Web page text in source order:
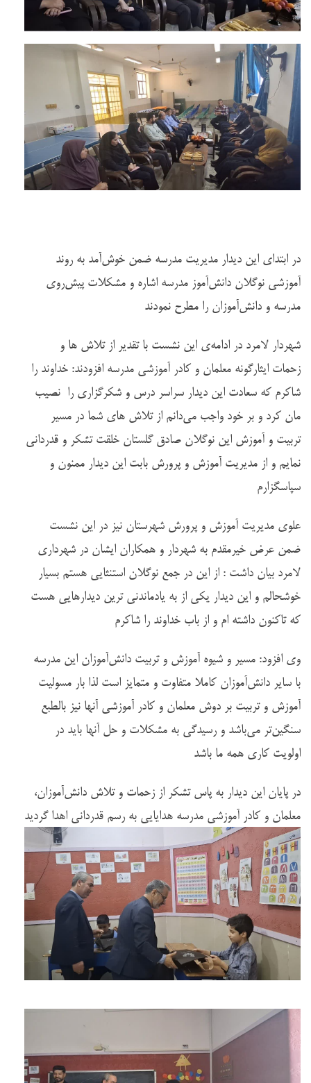
در ابتدای این دیدار مدیریت مدرسه ضمن خوش‌آمد به روند
آموزشی نوگلان دانش‌آموز مدرسه اشاره و مشکلات پیش‌روی
مدرسه و دانش‌آموزان را مطرح نمودند
زحمات ایثارگونه معلمان و کادر آموزشی مدرسه افزودند: خداوند را
شاکرم که سعادت این دیدار سراسر درس و شکرگزاری را نصیب
مان کرد و بر خود واجب می‌دانم از تلاش های شما در مسیر
تربیت و آموزش این نوگلان صادق گلستان خلقت تشکر و قدردانی
نمایم و از مدیریت آموزش و پرورش بابت این دیدار ممنون و
سپاسگزارم
علوی مدیریت آموزش و پرورش شهرستان نیز در این نشست
ضمن عرض خیرمقدم به شهردار و همکاران ایشان در شهرداری
لامرد بیان داشت : از این در جمع نوگلان استنثایی هستم بسیار
خوشحالم و این دیدار یکی از به یادماندنی ترین دیدارهایی هست
که تاکنون داشته ام و از باب خداوند را شاکرم
با سایر دانش‌آموزان کاملا متفاوت و متمایز است لذا بار مسولیت
آموزش و تربیت بر دوش معلمان و کادر آموزشی آنها نیز بالطبع
سنگین‌تر می‌باشد و رسیدگی به مشکلات و حل آنها باید در
اولویت کاری همه ما باشد
معلمان و کادر آموزشی مدرسه هدایایی به رسم قدردانی اهدا گردید